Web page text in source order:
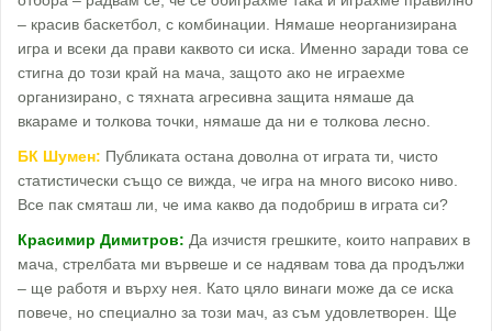
– красив баскетбол, с комбинации. Нямаше неорганизирана
игра и всеки да прави каквото си иска. Именно заради това се
стигна до този край на мача, защото ако не играехме
организирано, с тяхната агресивна защита нямаше да
вкараме и толкова точки, нямаше да ни е толкова лесно.
БК Шумен: Публиката остана доволна от играта ти, чисто
статистически също се вижда, че игра на много високо ниво.
Все пак смяташ ли, че има какво да подобриш в играта си?
Красимир Димитров: Да изчистя грешките, които направих в
мача, стрелбата ми вървеше и се надявам това да продължи
– ще работя и върху нея. Като цяло винаги може да се иска
повече, но специално за този мач, аз съм удовлетворен. Ще